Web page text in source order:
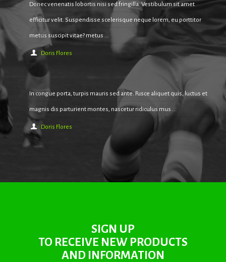
Donec venenatis lobortis nisi sed fringilla. Vestibulum sit amet
efficitur velit. Suspendisse scelerisque neque lorem, eu porttitor
metus suscipit vitae? metus ...
Doris Flores
In congue porta, turpis mauris sed ante. Fusce aliquet quis, luctus et
magnis dis parturient montes, nascetur ridiculus mus ...
Doris Flores
SIGN UP
TO RECEIVE NEW PRODUCTS
AND INFORMATION